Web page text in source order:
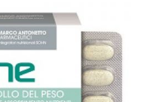
fino al 40% valido